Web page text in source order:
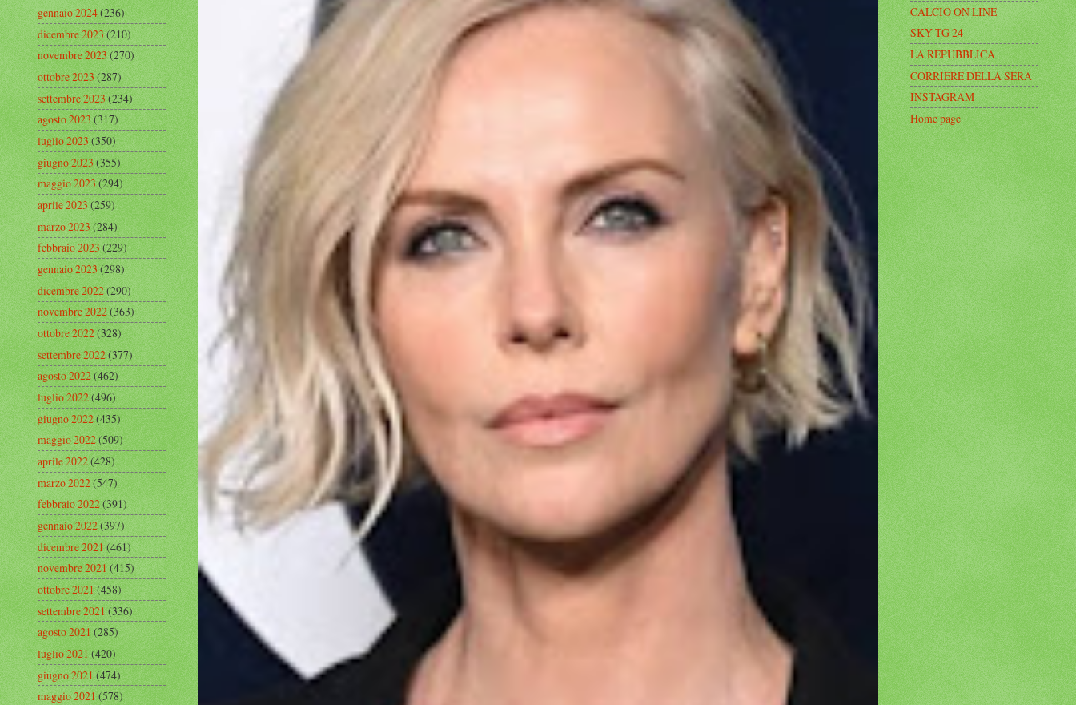
gennaio 2024(236)
dicembre 2023(210)
novembre 2023(270)
ottobre 2023(287)
settembre 2023(234)
agosto 2023(317)
luglio 2023(350)
giugno 2023(355)
maggio 2023(294)
aprile 2023(259)
marzo 2023(284)
febbraio 2023(229)
gennaio 2023(298)
dicembre 2022(290)
novembre 2022(363)
ottobre 2022(328)
settembre 2022(377)
agosto 2022(462)
luglio 2022(496)
giugno 2022(435)
maggio 2022(509)
aprile 2022(428)
marzo 2022(547)
febbraio 2022(391)
gennaio 2022(397)
dicembre 2021(461)
novembre 2021(415)
ottobre 2021(458)
settembre 2021(336)
agosto 2021(285)
luglio 2021(420)
giugno 2021(474)
maggio 2021(578)
CALCIO ON LINE
SKY TG 24
LA REPUBBLICA
CORRIERE DELLA SERA
INSTAGRAM
Home page